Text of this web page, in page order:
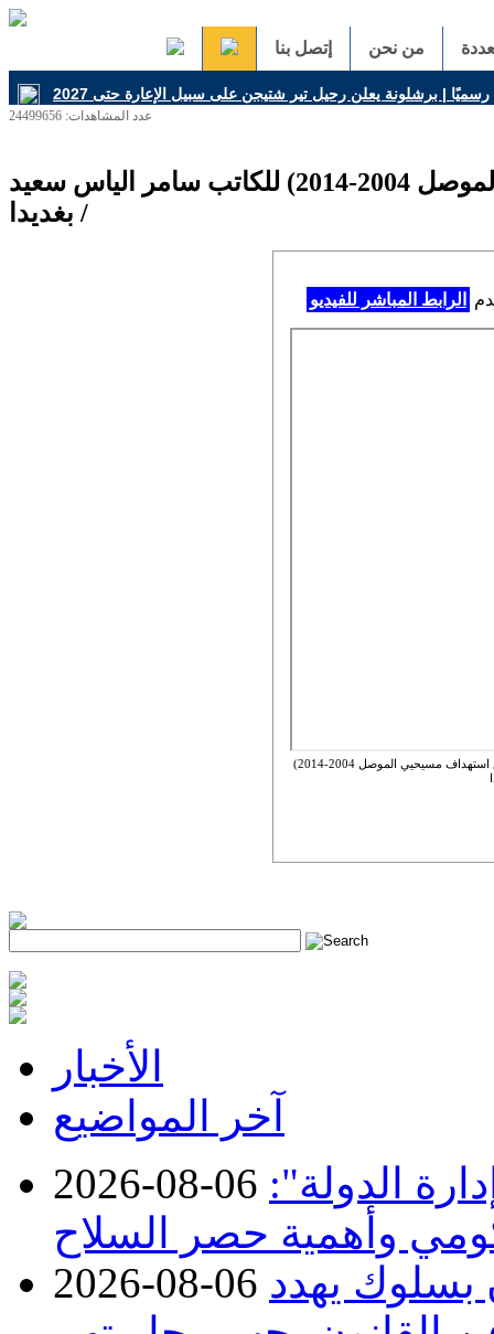
من نحن إتصل بنا
عدد المشاهدات: 24499656
حفل توقيع كتاب ( اسرار وحقائق استهداف مسيحيي الموصل 2004-2014) للكاتب سامر الياس سعيد
/ بغديدا
الرابط المباشر للفيديو
حفل توقيع كتاب ( اسرار وحقائق استهداف مسيحيي الموصل 2004-2014)
h
الأخبار
آخر المواضيع
2026-08-06 الدولة":
وأهمية حصر السلاح
2026-08-06 بسلوك يهدد